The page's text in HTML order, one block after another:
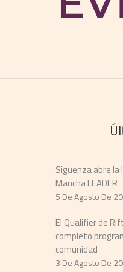
Sigüenza abre
Mancha LEADER
5 De Agosto De
El Qualifier de
completo
comunidad
3 De Agosto De